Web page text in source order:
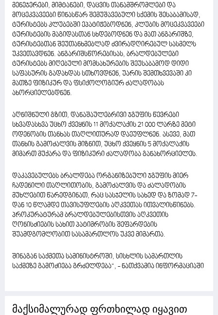
მენეჯერები, მიმტანები, დაცვის თანამშრომლები და
მოცეკვავეები წინასწარ შემუშავებული სქემის შესაბამისად,
ტურისტებს კლუბებში ეპატიჟებოდნენ, კლუბის მოცეკვავეები
ტურისტების მაგიდასთან სხდებოდნენ და მათ ანგარიშზე,
ტურისტებთან შეუთანხმებლად ძვირადღირებულ სასმელს
უკვეთავდნენ. ანგარიშსწორებისას, ბრალდებულები
ტურისტებს მიღებული მომსახურების შეუსაბამოდ დიდი
საფასურის გადახდას სთხოვდნენ, უარის შემთხვევაში კი
მათზე ფიზიკურ და ფსიქოლოგიურ ძალადობას
ახორციელებდნენ.
აღნიშნული გზით, დანაშაულებრივი ჯგუფის წევრები
სხვადასხვა უცხო ქვეყნის 11 მოქალაქის 21 000 ლარზე მეტი
ოდენობის თანხას თაღლითურად დაეუფლნენ. ასევე, მათ
თანხის გამოძალვის მიზნით, უცხო ქვეყნის 5 მოქალაქის
მიმართ მუქარა და ფიზიკური ძალადობა განახორციელეს.
დაკავებულებს ბრალდება ორგანიზებული ჯგუფის მიერ
ჩადენილი თაღლითობის, გამოძალვის და ძალადობის
მუხლებით წარედგინათ, რაც სასჯელის სახედ და ზომად 7-
დან 10 წლამდე თავისუფლების აღკვეთას ითვალისწინებს.
პროკურატურამ ბრალდებულებისთვის აღკვეთის
ღონისძიების სახით პატიმრობის შეფარდების
შუამდგომლობით სასამართლოს უკვე მიმართა.
შინაგან საქმეთა სამინისტროში, სისხლის სამართლის
საქმეზე გამოძიება გრძელდება“, - ნათქვამია ინფორმაციაში
მაქსიმალურად ფრთხილად იყავით